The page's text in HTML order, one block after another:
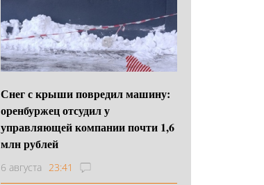
Снег с крыши повредил машину:
оренбуржец отсудил у
управляющей компании почти 1,6
млн рублей
6 августа 23:41